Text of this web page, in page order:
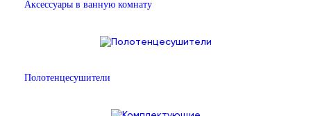
Аксессуары в ванную комнату
Полотенцесушители